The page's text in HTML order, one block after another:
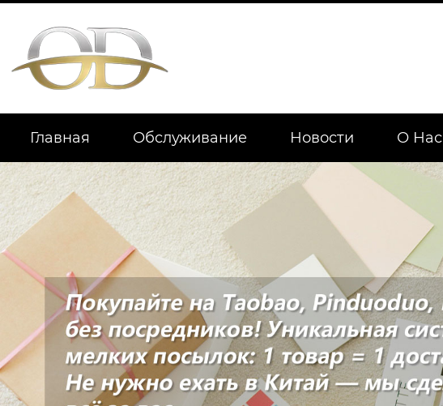
Главная Обслуживание Новости О Нас